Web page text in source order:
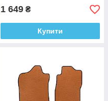
1 649 ₴
Купити